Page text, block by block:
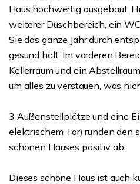
Haus hochwertig ausgebaut.
weiterer Duschbereich, ein
Sie das ganze Jahr durch
gesund hält. Im vorderen
Kellerraum und ein
um alles zu verstauen, was
3 Außenstellplätze und eine
elektrischem Tor) runden den
schönen Hauses positiv ab.
Dieses schöne Haus ist auch